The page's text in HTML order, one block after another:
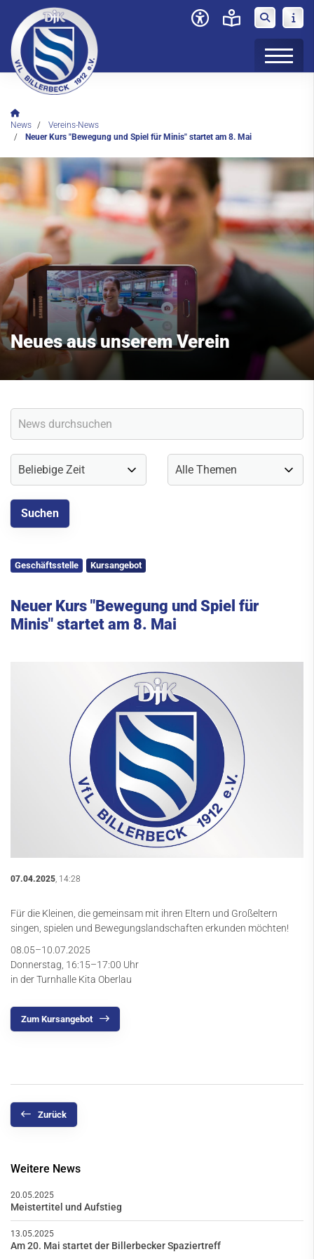
News
Vereins-News
Neuer Kurs "Bewegung und Spiel für Minis" startet am 8. Mai
Neues aus unserem Verein
Geschäftsstelle Kursangebot
Neuer Kurs "Bewegung und Spiel für
Minis" startet am 8. Mai
07.04.2025, 14:28
Für die Kleinen, die gemeinsam mit ihren Eltern und Großeltern
singen, spielen und Bewegungslandschaften erkunden möchten!
08.05–10.07.2025
Donnerstag, 16:15–17:00 Uhr
in der Turnhalle Kita Oberlau
Zum Kursangebot
Zurück
Weitere News
20.05.2025
Meistertitel und Aufstieg
13.05.2025
Am 20. Mai startet der Billerbecker Spaziertreff
Vereins-News
Social-Media-News
SPORTvorORT
Spaziertreff
Sportdeutschland-News
Das LSB-Magazin "Wir im Sport"
Sport Info NRW News-App
Kontakt